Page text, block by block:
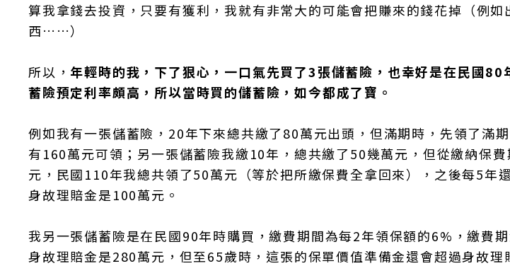
算我拿錢去投資，只要有獲利，我就有非常大的可能會把賺來的錢花掉（例如
西……）
所以， 年輕時的我，下了狠心，一口氣先買了3張儲蓄險，也幸好是在民國80
蓄險預定利率頗高，所以當時買的儲蓄險，如今都成了寶。
例如我有一張儲蓄險，20年下來總共繳了80萬元出頭，但滿期時，先領了滿
有160萬元可領；另一張儲蓄險我繳10年，總共繳了50幾萬元，但從繳納保
元，民國110年我總共領了50萬元（等於把所繳保費全拿回來），之後每5年
身故理賠金是100萬元。
我另一張儲蓄險是在民國90年時購買，繳費期間為每2年領保額的6%，繳費
身故理賠金是280萬元，但至65歲時，這張的保單價值準備金還會超過身故理